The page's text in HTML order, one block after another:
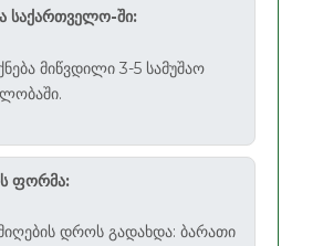
საქართველო-ში:
მიწვდილი 3-5 სამუშაო
ფორმა:
დროს გადახდა: ბარათი